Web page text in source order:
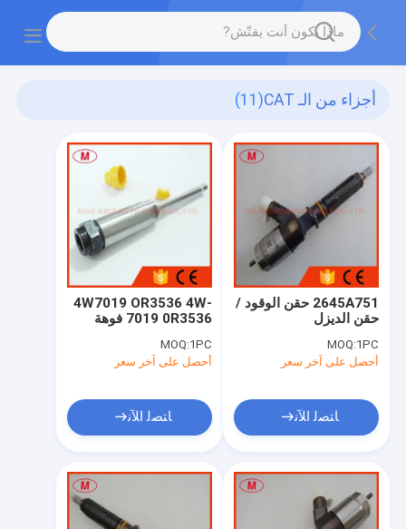
أجزاء من الـ CAT (11)
4W7019 OR3536 4W-
7019 0R3536 فوهة
لمحرك CAT 3402,3204
MOQ:1PC
أحصل على آخر سعر
ﺎﺘﺼﻟ ﺍﻶﻧ
2645A751 حقن الوقود /
حقن الديزل
MOQ:1PC
أحصل على آخر سعر
ﺎﺘﺼﻟ ﺍﻶﻧ